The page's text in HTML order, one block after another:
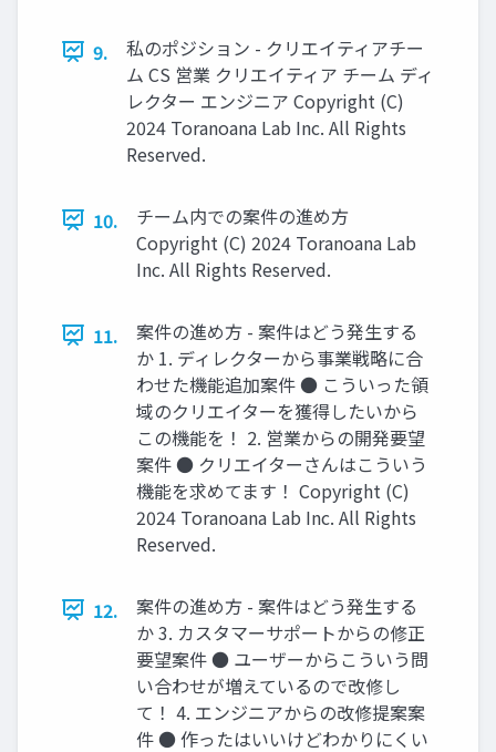
9.
私のポジション - クリエイティアチー
ム CS 営業 クリエイティア チーム ディ
レクター エンジニア Copyright (C)
2024 Toranoana Lab Inc. All Rights
Reserved.
10.
チーム内での案件の進め方
Copyright (C) 2024 Toranoana Lab
Inc. All Rights Reserved.
11.
案件の進め方 - 案件はどう発生する
か 1. ディレクターから事業戦略に合
わせた機能追加案件 ● こういった領
域のクリエイターを獲得したいから
この機能を！ 2. 営業からの開発要望
案件 ● クリエイターさんはこういう
機能を求めてます！ Copyright (C)
2024 Toranoana Lab Inc. All Rights
Reserved.
12.
案件の進め方 - 案件はどう発生する
か 3. カスタマーサポートからの修正
要望案件 ● ユーザーからこういう問
い合わせが増えているので改修し
て！ 4. エンジニアからの改修提案案
件 ● 作ったはいいけどわかりにくい